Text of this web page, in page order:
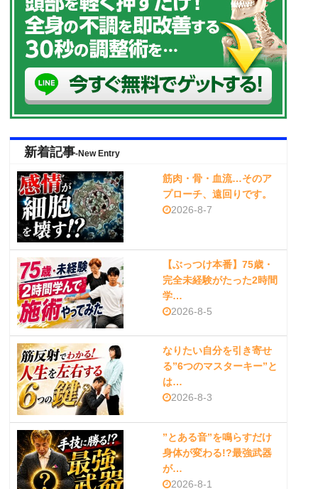
新着記事-New Entry
筋肉・骨・血流…そのア
プローチ、遠回りです。
2026-8-7
【ぶっつけ本番】75歳・
完全未経験がたった2時間
学…
2026-8-5
なりたい自分を引き寄せ
る”6つのマスターキー”と
は…
2026-8-3
”とある音”を鳴らすだけ
身体が変わる!?最強武器
が…
2026-8-1